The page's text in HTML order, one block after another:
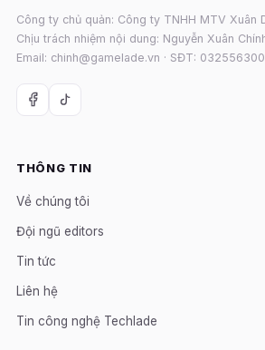
Công ty chủ quản: Công ty TNHH MTV Xuân
Chịu trách nhiệm nội dung: Nguyễn Xuân
Email: chinh@gamelade.vn · SĐT:
THÔNG TIN
Về chúng tôi
Đội ngũ editors
Tin tức
Liên hệ
Tin công nghệ Techlade